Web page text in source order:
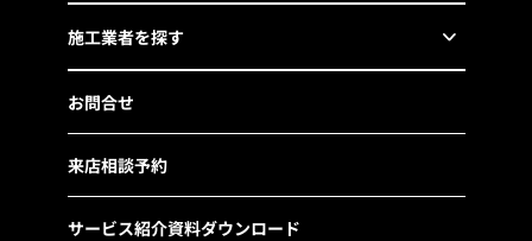
施工業者を探す
お問合せ
来店相談予約
サービス紹介資料ダウンロード